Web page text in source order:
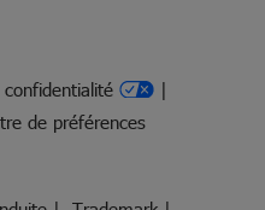
de préférences